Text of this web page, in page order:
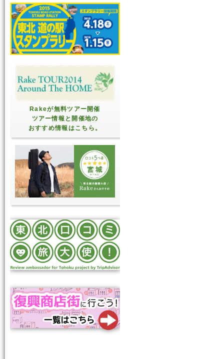
Rakeが無料ツアー開催
ツアー情報と開催地の
おすすめ情報はこちら。